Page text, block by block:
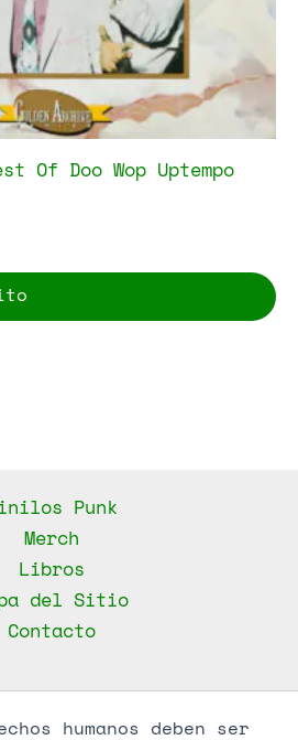
Of Doo Wop Uptempo
Punk
Merch
Libros
del Sitio
Contacto
humanos deben ser